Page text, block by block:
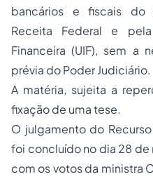
bancários e fiscais do
Receita Federal e
Financeira (UIF), sem a
prévia do Poder Judiciário.
A matéria, sujeita a
fixação de uma tese.
O julgamento do Recurso
foi concluído no dia 28
com os votos da ministra